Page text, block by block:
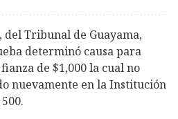
Tribunal de Guayama,
determinó causa para
de $1,000 la cual no
nuevamente en la Institución